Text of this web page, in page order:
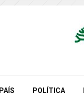
PAÍS POLÍTICA